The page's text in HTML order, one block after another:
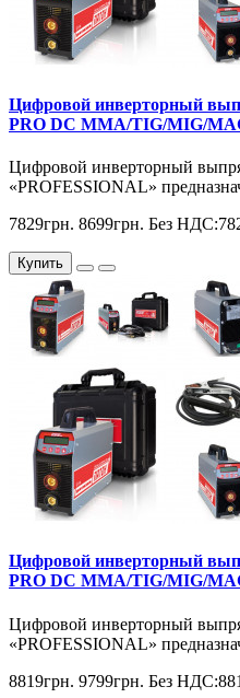
Цифровой инверторный
PRO DC MMA/TIG/MIG/
Цифровой инверторный
«PROFESSIONAL»
7829грн. 8699грн. Без
Купить
Цифровой инверторный
PRO DC MMA/TIG/MIG/
Цифровой инверторный
«PROFESSIONAL»
8819грн. 9799грн. Без